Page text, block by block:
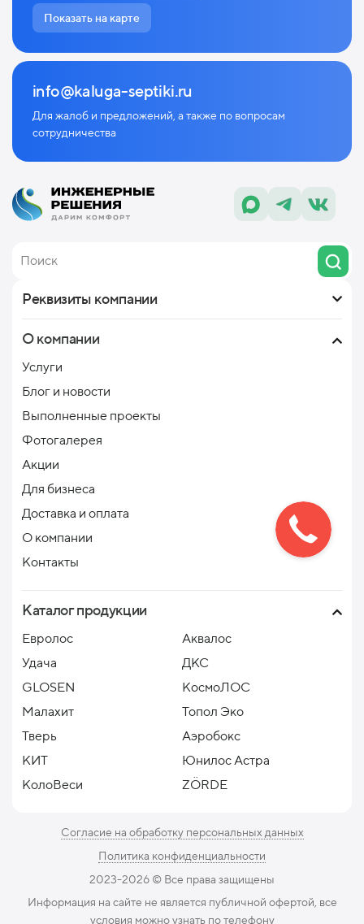
Показать на карте
info@kaluga-septiki.ru
Для жалоб и предложений, а также по вопросам
сотрудничества
Реквизиты компании
О компании
Услуги
Блог и новости
Выполненные проекты
Фотогалерея
Акции
Для бизнеса
Доставка и оплата
О компании
Контакты
Каталог продукции
Евролос
Аквалос
Удача
ДКС
GLOSEN
КосмоЛОС
Малахит
Топол Эко
Тверь
Аэробокс
КИТ
Юнилос Астра
КолоВеси
ZÖRDE
Согласие на обработку персональных данных
Политика конфиденциальности
2023-2026 ©️ Все права защищены
Информация на сайте не является публичной офертой, все
условия можно узнать по телефону